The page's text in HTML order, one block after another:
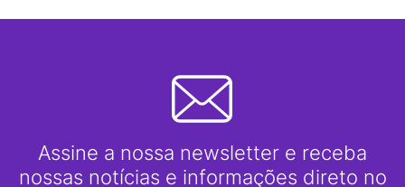
Assine a nossa newsletter e receba
nossas notícias e informações direto no